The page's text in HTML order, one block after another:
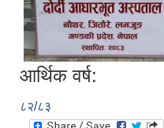
आर्थिक वर्ष:
८२/८३